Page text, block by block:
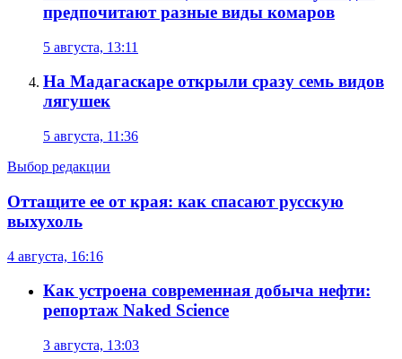
предпочитают разные виды комаров
5 августа, 13:11
На Мадагаскаре открыли сразу семь видов
лягушек
5 августа, 11:36
Выбор редакции
Оттащите ее от края: как спасают русскую
выхухоль
4 августа, 16:16
Как устроена современная добыча нефти:
репортаж Naked Science
3 августа, 13:03